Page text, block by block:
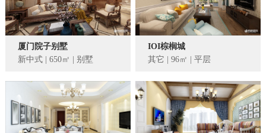
厦门院子别墅
新中式 | 650㎡ | 别墅
IOI棕榈城
其它 | 96㎡ | 平层